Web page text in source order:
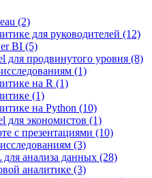
(2)
для руководителей (12)
BI (5)
для продвинутого уровня (8)
(1)
на R (1)
(1)
на Python (10)
для экономистов (1)
с презентациями (10)
(3)
анализа данных (28)
аналитике (3)